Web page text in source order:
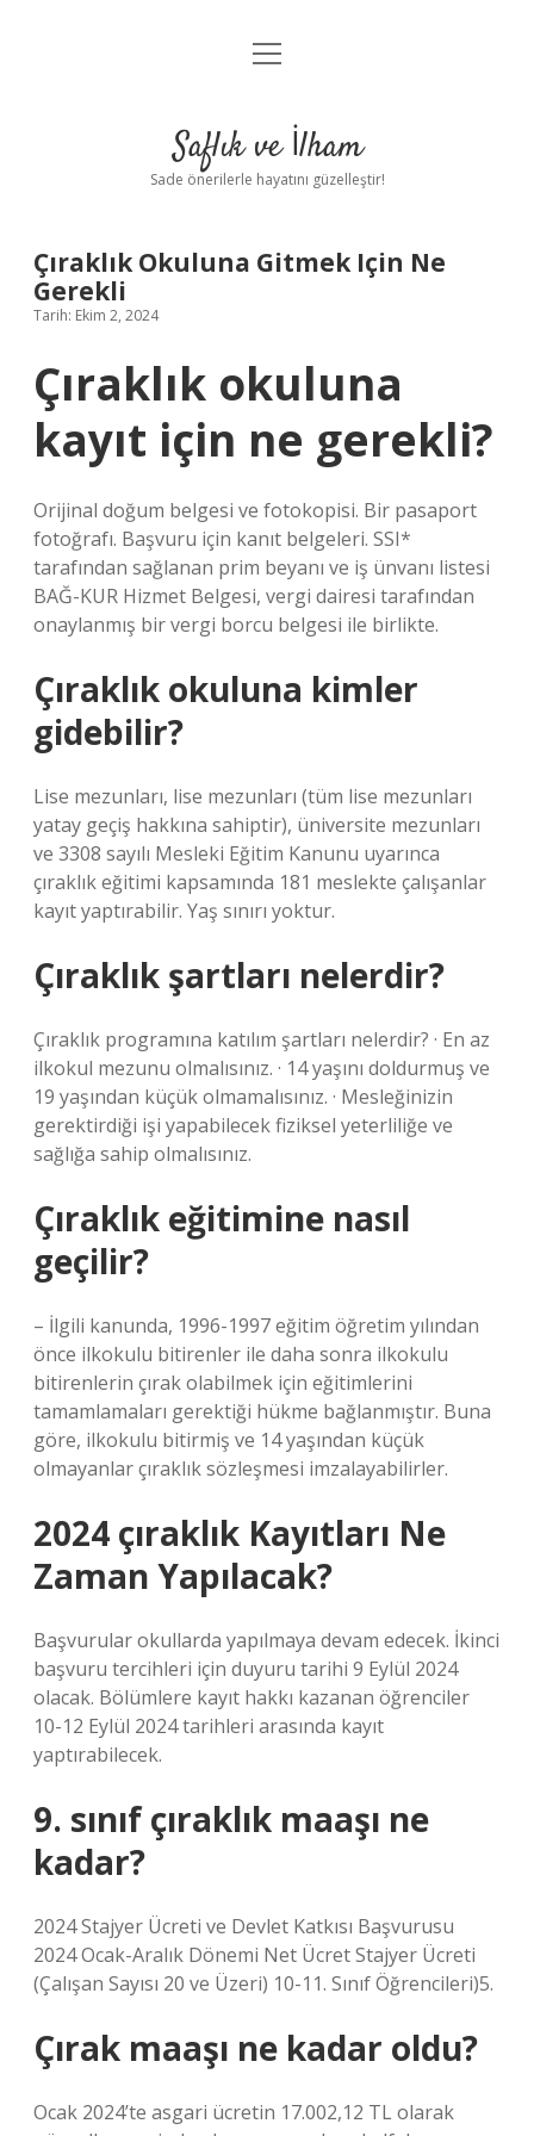
Anasayfa
Yasal Uyarı
menüyü
Saflık ve İlham
Sade önerilerle hayatını güzelleştir!
Çıraklık Okuluna Gitmek Için Ne
Gerekli
Tarih: Ekim 2, 2024
Çıraklık okuluna
kayıt için ne gerekli?
Orijinal doğum belgesi ve fotokopisi. Bir pasaport
fotoğrafı. Başvuru için kanıt belgeleri. SSI*
tarafından sağlanan prim beyanı ve iş ünvanı listesi
BAĞ-KUR Hizmet Belgesi, vergi dairesi tarafından
onaylanmış bir vergi borcu belgesi ile birlikte.
Çıraklık okuluna kimler
gidebilir?
Lise mezunları, lise mezunları (tüm lise mezunları
yatay geçiş hakkına sahiptir), üniversite mezunları
ve 3308 sayılı Mesleki Eğitim Kanunu uyarınca
çıraklık eğitimi kapsamında 181 meslekte çalışanlar
kayıt yaptırabilir. Yaş sınırı yoktur.
Çıraklık şartları nelerdir?
Çıraklık programına katılım şartları nelerdir? · En az
ilkokul mezunu olmalısınız. · 14 yaşını doldurmuş ve
19 yaşından küçük olmamalısınız. · Mesleğinizin
gerektirdiği işi yapabilecek fiziksel yeterliliğe ve
sağlığa sahip olmalısınız.
Çıraklık eğitimine nasıl
geçilir?
– İlgili kanunda, 1996-1997 eğitim öğretim yılından
önce ilkokulu bitirenler ile daha sonra ilkokulu
bitirenlerin çırak olabilmek için eğitimlerini
tamamlamaları gerektiği hükme bağlanmıştır. Buna
göre, ilkokulu bitirmiş ve 14 yaşından küçük
olmayanlar çıraklık sözleşmesi imzalayabilirler.
2024 çıraklık Kayıtları Ne
Zaman Yapılacak?
Başvurular okullarda yapılmaya devam edecek. İkinci
başvuru tercihleri ​​için duyuru tarihi 9 Eylül 2024
olacak. Bölümlere kayıt hakkı kazanan öğrenciler
10-12 Eylül 2024 tarihleri ​​arasında kayıt
yaptırabilecek.
9. sınıf çıraklık maaşı ne
kadar?
2024 Stajyer Ücreti ve Devlet Katkısı Başvurusu
2024 Ocak-Aralık Dönemi Net Ücret Stajyer Ücreti
(Çalışan Sayısı 20 ve Üzeri) 10-11. Sınıf Öğrencileri)5.
Çırak maaşı ne kadar oldu?
Ocak 2024’te asgari ücretin 17.002,12 TL olarak